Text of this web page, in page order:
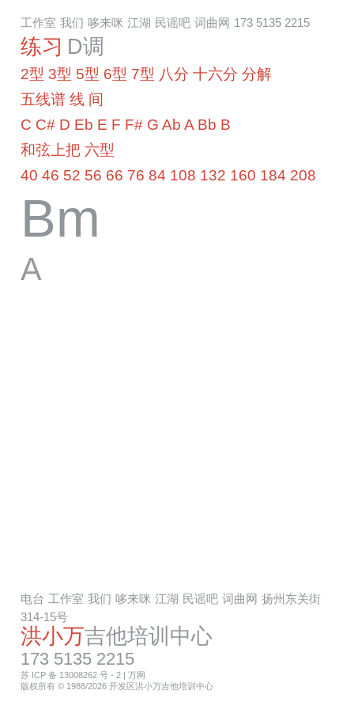
工作室 我们 哆来咪 江湖 民谣吧 词曲网 173 5135 2215
练习 D调
2型 3型 5型 6型 7型 八分 十六分 分解
五线谱 线 间
C C# D Eb E F F# G Ab A Bb B
和弦上把 六型
40 46 52 56 66 76 84 108 132 160 184 208
Bm
A
电台 工作室 我们 哆来咪 江湖 民谣吧 词曲网 扬州东关街
314-15号
洪小万吉他培训中心
173 5135 2215
苏 ICP 备 13008262 号 - 2 |万网
版权所有 © 1988/2026 开发区洪小万吉他培训中心